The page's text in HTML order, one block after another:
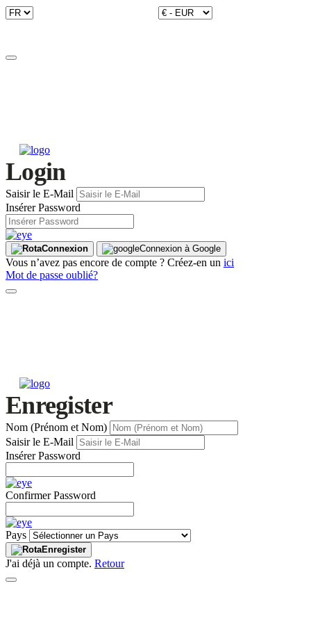
Login
Saisir le E-Mail
Insérer Password
Connexion Connexion à Google
Vous n’avez pas encore de compte ? Créez-en un ici
Mot de passe oublié?
Enregister
Nom (Prénom et Nom)
Saisir le E-Mail
Insérer Password
Confirmer Password
Pays
Enregister
J'ai déjà un compte. Retour